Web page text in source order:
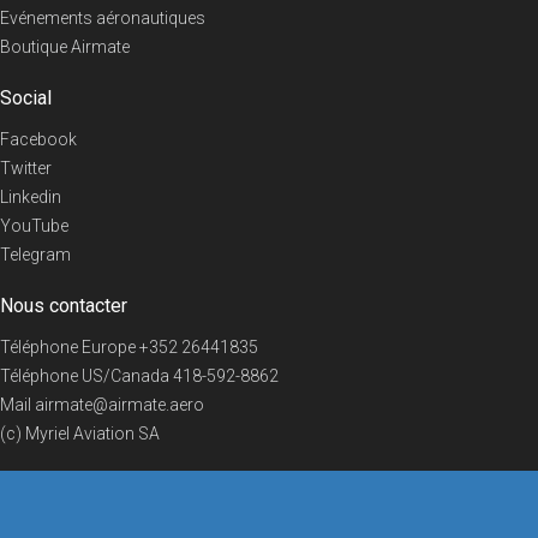
Evénements aéronautiques
Boutique Airmate
Social
Facebook
Twitter
Linkedin
YouTube
Telegram
Nous contacter
Téléphone Europe+352 26441835
Téléphone US/Canada 418-592-8862
Mail airmate@airmate.aero
(c) Myriel Aviation SA